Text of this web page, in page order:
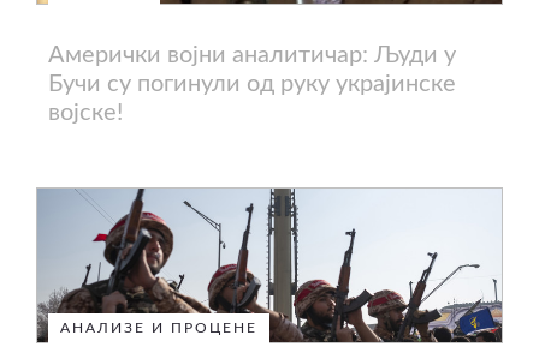
Амерички војни аналитичар: Људи у
Бучи су погинули од руку украјинске
војске!
АНАЛИЗЕ И ПРОЦЕНЕ